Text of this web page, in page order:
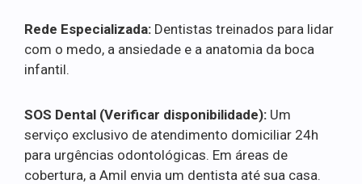
Rede Especializada: Dentistas treinados para lidar
com o medo, a ansiedade e a anatomia da boca
infantil.
SOS Dental (Verificar disponibilidade): Um
serviço exclusivo de atendimento domiciliar 24h
para urgências odontológicas. Em áreas de
cobertura, a Amil envia um dentista até sua casa.